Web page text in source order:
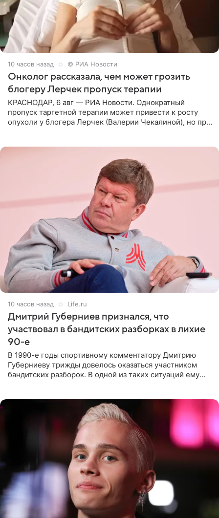
10 часов назад © РИА Новости
Онколог рассказала, чем может грозить
блогеру Лерчек пропуск терапии
КРАСНОДАР, 6 авг — РИА Новости. Однократный
пропуск таргетной терапии может привести к росту
опухоли у блогера Лерчек (Валерии Чекалиной), но при
10 часов назад Life.ru
Дмитрий Губерниев признался, что
участвовал в бандитских разборках в лихие
90-е
В 1990-е годы спортивному комментатору Дмитрию
Губерниеву трижды довелось оказаться участником
бандитских разборок. В одной из таких ситуаций ему